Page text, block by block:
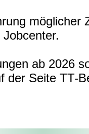
möglicher
ab 2026
der Seite TT-